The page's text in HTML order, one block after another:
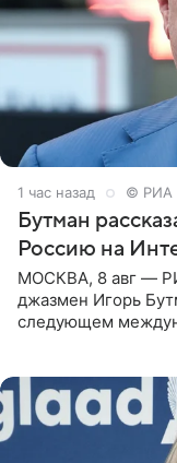
1 час назад © РИА
Бутман
Россию на
МОСКВА, 8 авг —
джазмен Игорь
следующем